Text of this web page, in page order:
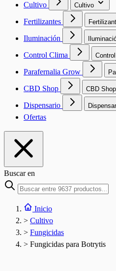
Cultivo Cultivo
Fertilizantes
Iluminación
Control Clima
Parafernalia Grow
CBD Shop CBD Shop
Dispensario
Ofertas
Buscar en
Inicio
> Cultivo
> Fungicidas
> Fungicidas para Botrytis